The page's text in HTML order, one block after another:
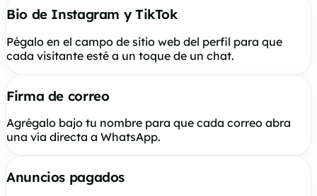
Bio de Instagram y TikTok
Pégalo en el campo de sitio web del perfil para que
cada visitante esté a un toque de un chat.
Firma de correo
Agrégalo bajo tu nombre para que cada correo abra
una vía directa a WhatsApp.
Anuncios pagados